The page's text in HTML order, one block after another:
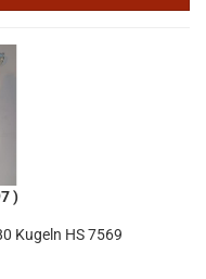
)
Ku­geln HS 7569